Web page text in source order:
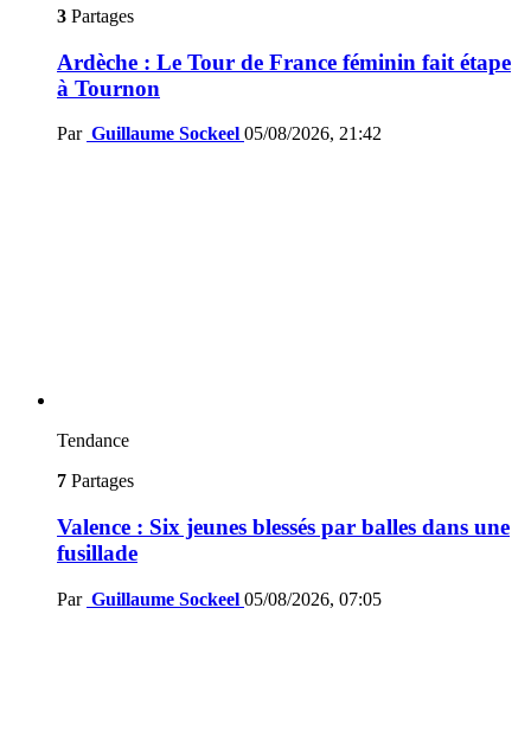
3 Partages
Ardèche : Le Tour de France féminin fait étape
à Tournon
Par Guillaume Sockeel 05/08/2026, 21:42
Tendance
7 Partages
Valence : Six jeunes blessés par balles dans une
fusillade
Par Guillaume Sockeel 05/08/2026, 07:05